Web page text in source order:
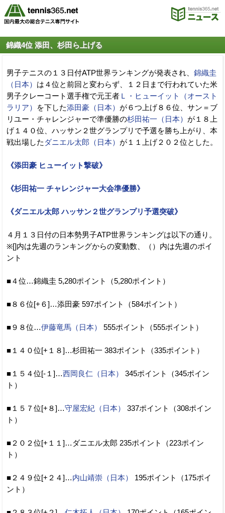
錦織4位 添田、杉田ら上げる
男子テニスの１３日付ATP世界ランキングが発表され、 錦織圭
（日本） は４位と前回と変わらず、１２日まで行われていた米
男子クレーコート選手権で元王者 Ｌ・ヒューイット（オースト
ラリア）
を下した添田豪（日本） が６つ上げ８６位、サン＝ブ
リユー・チャレンジャーで準優勝の杉田祐一（日本） が１８上
げ１４０位、ハッサン２世グランプリで予選を勝ち上がり、本
戦出場した ダニエル太郎（日本） が１１上げ２０２位とした。
《添田豪 ヒューイット撃破》
《杉田祐一 チャレンジャー大会準優勝》
《ダニエル太郎 ハッサン２世グランプリ予選突破》
４月１３日付の日本勢男子ATP世界ランキングは以下の通り。
※[]内は先週のランキングからの変動数、（）内は先週のポイ
ント
■４位…錦織圭 5,280ポイント（5,280ポイント）
■８６位[+６]…添田豪 597ポイント（584ポイント）
■９８位…伊藤竜馬（日本） 555ポイント（555ポイント）
■１４０位[+１８]…杉田祐一 383ポイント（335ポイント）
■１５４位[-１]…西岡良仁（日本）
345ポイント（345ポイン
ト）
■１５７位[+８]…守屋宏紀（日本）
337ポイント（308ポイン
ト）
■２０２位[+１１]…ダニエル太郎 235ポイント（223ポイン
ト）
■２４９位[+２４]…内山靖崇（日本）
195ポイント（175ポイ
ント）